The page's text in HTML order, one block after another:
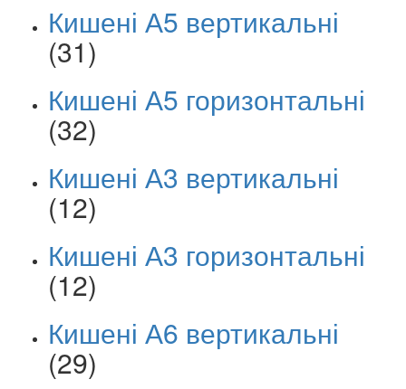
Кишені А5 вертикальні
(31)
Кишені А5 горизонтальні
(32)
Кишені А3 вертикальні
(12)
Кишені А3 горизонтальні
(12)
Кишені А6 вертикальні
(29)